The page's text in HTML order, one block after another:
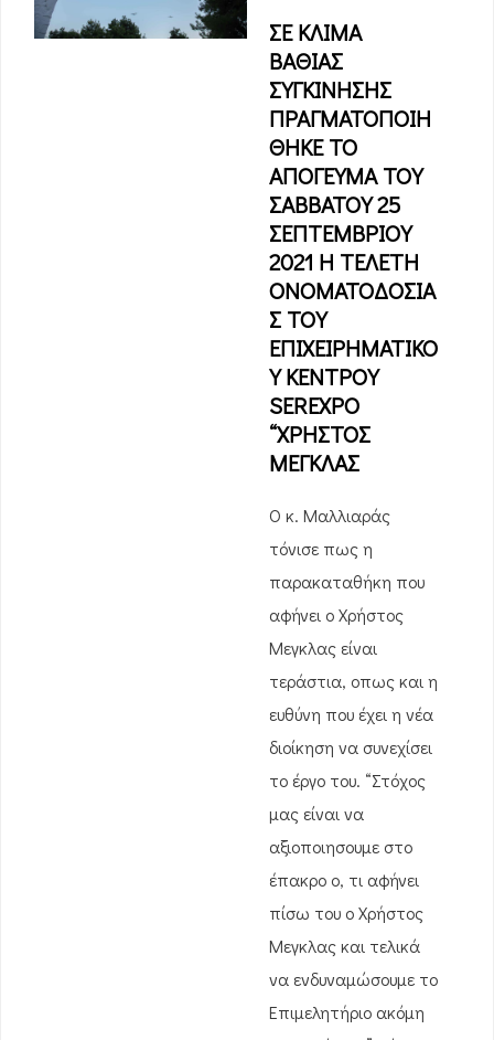
ΣΕ ΚΛΙΜΑ
ΒΑΘΙΑΣ
ΣΥΓΚΙΝΗΣΗΣ
ΠΡΑΓΜΑΤΟΠΟΙΗ
ΘΗΚΕ ΤΟ
ΑΠΟΓΕΥΜΑ ΤΟΥ
ΣΑΒΒΑΤΟΥ 25
ΣΕΠΤΕΜΒΡΙΟΥ
2021 Η ΤΕΛΕΤΗ
ΟΝΟΜΑΤΟΔΟΣΙΑ
Σ ΤΟΥ
ΕΠΙΧΕΙΡΗΜΑΤΙΚΟ
Υ ΚΕΝΤΡΟΥ
SEREXPO
“ΧΡΗΣΤΟΣ
ΜΕΓΚΛΑΣ
Ο κ. Μαλλιαράς
τόνισε πως η
παρακαταθήκη που
αφήνει ο Χρήστος
Μεγκλας είναι
τεράστια, οπως και η
ευθύνη που έχει η νέα
διοίκηση να συνεχίσει
το έργο του. “Στόχος
μας είναι να
αξιοποιησουμε στο
έπακρο ο, τι αφήνει
πίσω του ο Χρήστος
Μεγκλας και τελικά
να ενδυναμώσουμε το
Επιμελητήριο ακόμη